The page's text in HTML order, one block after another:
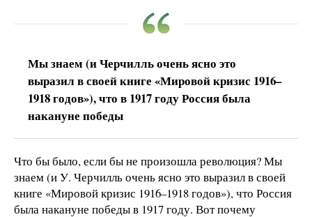
Мы знаем (и Черчилль очень ясно это
выразил в своей книге «Мировой кризис 1916–
1918 годов»), что в 1917 году Россия была
накануне победы
Что бы было, если бы не произошла революция? Мы
знаем (и У. Черчилль очень ясно это выразил в своей
книге «Мировой кризис 1916–1918 годов»), что Россия
была накануне победы в 1917 году. Вот почему